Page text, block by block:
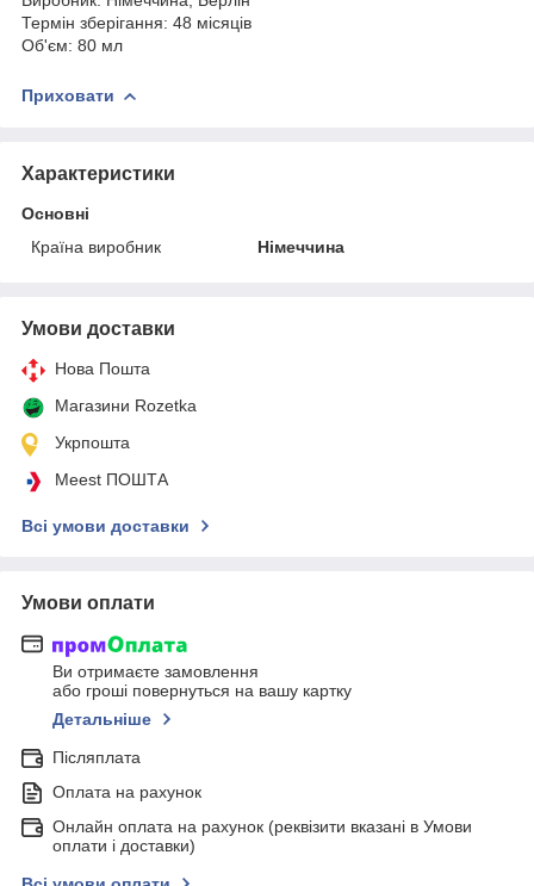
Термін зберігання: 48 місяців
Об'єм: 80 мл
Приховати
Характеристики
Основні
Країна виробник
Німеччина
Умови доставки
Нова Пошта
Магазини Rozetka
Укрпошта
Meest ПОШТА
Всі умови доставки
Умови оплати
Ви отримаєте замовлення
або гроші повернуться на вашу картку
Детальніше
Післяплата
Оплата на рахунок
Онлайн оплата на рахунок (реквізити вказані в Умови
оплати і доставки)